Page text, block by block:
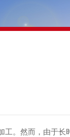
然而，由于长